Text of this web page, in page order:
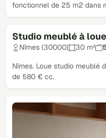
fonctionnel de 25 m2 dans
Studio meublé à
Nîmes (30000) 30 m²
Nîmes. Loue studio meublé
de 580 € cc.